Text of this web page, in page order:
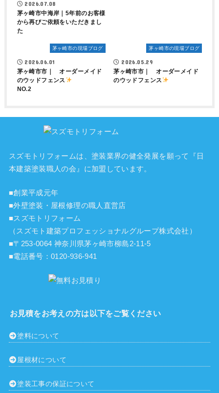
2026.07.08
茅ヶ崎市中海岸｜5年前のお客様
から再びご依頼をいただきまし
た
茅ヶ崎市の現場ブログ
2026.06.01
茅ヶ崎市市｜ オーダーメイド
のウッドフェンス
NO.2
茅ヶ崎市の現場ブログ
2026.05.29
茅ヶ崎市市｜ オーダーメイド
のウッドフェンス
スズモトリフォームは、塗装業界の健全発展を願って『 日
本建築塗装職人の会 』に加盟しています。
■創業平成元年
■外壁塗装・屋根修理の職人直営店
■スズモトリフォーム
（スズモト建築プロフェッショナルグループ株式会社）
■〒253-0064 神奈川県茅ヶ崎市柳島2-11-5
■電話番号：0120-936-941
お見積をお考えの方は以下をご覧ください
塗料について
屋根材について
塗装工事の保証について